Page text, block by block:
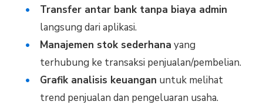
Transfer antar bank tanpa biaya admin
langsung dari aplikasi.
Manajemen stok sederhana yang
terhubung ke transaksi penjualan/pembelian.
Grafik analisis keuangan untuk melihat
trend penjualan dan pengeluaran usaha.